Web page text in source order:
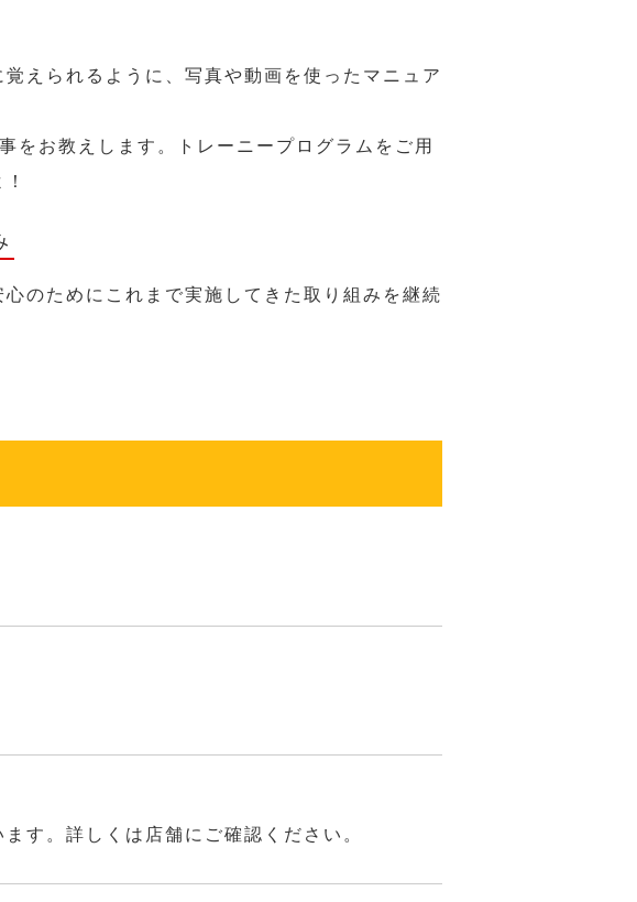
えられるように、写真や動画を使ったマニュア
をお教えします。トレーニープログラムをご用
のためにこれまで実施してきた取り組みを継続
す。詳しくは店舗にご確認ください。